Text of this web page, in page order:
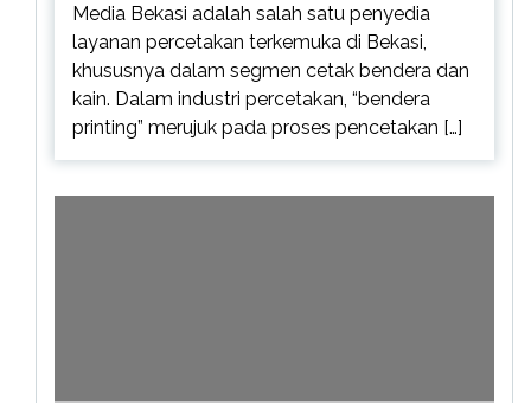
Media Bekasi adalah salah satu penyedia
layanan percetakan terkemuka di Bekasi,
khususnya dalam segmen cetak bendera dan
kain. Dalam industri percetakan, “bendera
printing” merujuk pada proses pencetakan […]